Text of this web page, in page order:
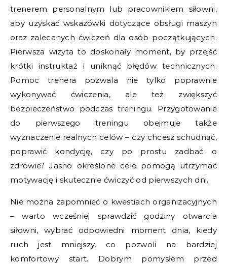
trenerem personalnym lub pracownikiem siłowni,
aby uzyskać wskazówki dotyczące obsługi maszyn
oraz zalecanych ćwiczeń dla osób początkujących.
Pierwsza wizyta to doskonały moment, by przejść
krótki instruktaż i uniknąć błędów technicznych.
Pomoc trenera pozwala nie tylko poprawnie
wykonywać ćwiczenia, ale też zwiększyć
bezpieczeństwo podczas treningu. Przygotowanie
do pierwszego treningu obejmuje także
wyznaczenie realnych celów – czy chcesz schudnąć,
poprawić kondycję, czy po prostu zadbać o
zdrowie? Jasno określone cele pomogą utrzymać
motywację i skutecznie ćwiczyć od pierwszych dni.
Nie można zapomnieć o kwestiach organizacyjnych
– warto wcześniej sprawdzić godziny otwarcia
siłowni, wybrać odpowiedni moment dnia, kiedy
ruch jest mniejszy, co pozwoli na bardziej
komfortowy start. Dobrym pomysłem przed